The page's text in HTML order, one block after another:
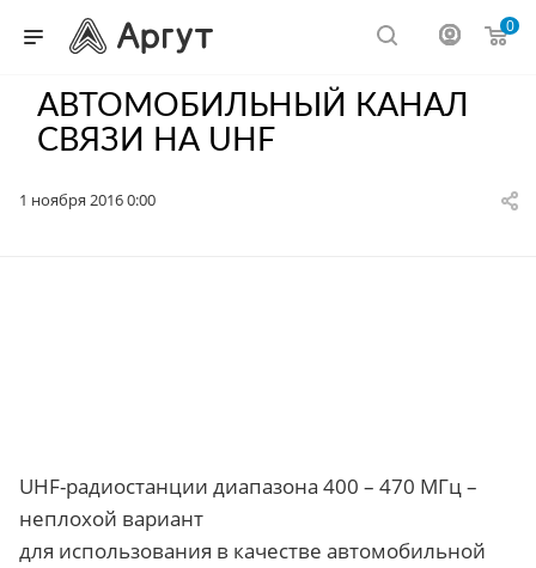
0
АВТОМОБИЛЬНЫЙ КАНАЛ
СВЯЗИ НА UHF
1 ноября 2016 0:00
UHF-радиостанции диапазона 400 – 470 МГц –
неплохой вариант
для использования в качестве автомобильной